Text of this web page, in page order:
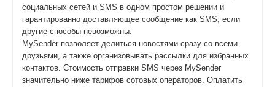
социальных сетей и SMS в одном простом решении и
гарантированно доставляющее сообщение как SMS, если
другие способы невозможны.
MySender позволяет делиться новостями сразу со всеми
друзьями, а также организовывать рассылки для избранных
контактов. Стоимость отправки SMS через MySender
значительно ниже тарифов сотовых операторов. Оплатить